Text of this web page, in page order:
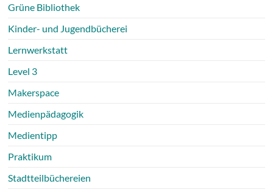
Grüne Bibliothek
Kinder- und Jugendbücherei
Lernwerkstatt
Level 3
Makerspace
Medienpädagogik
Medientipp
Praktikum
Stadtteilbüchereien